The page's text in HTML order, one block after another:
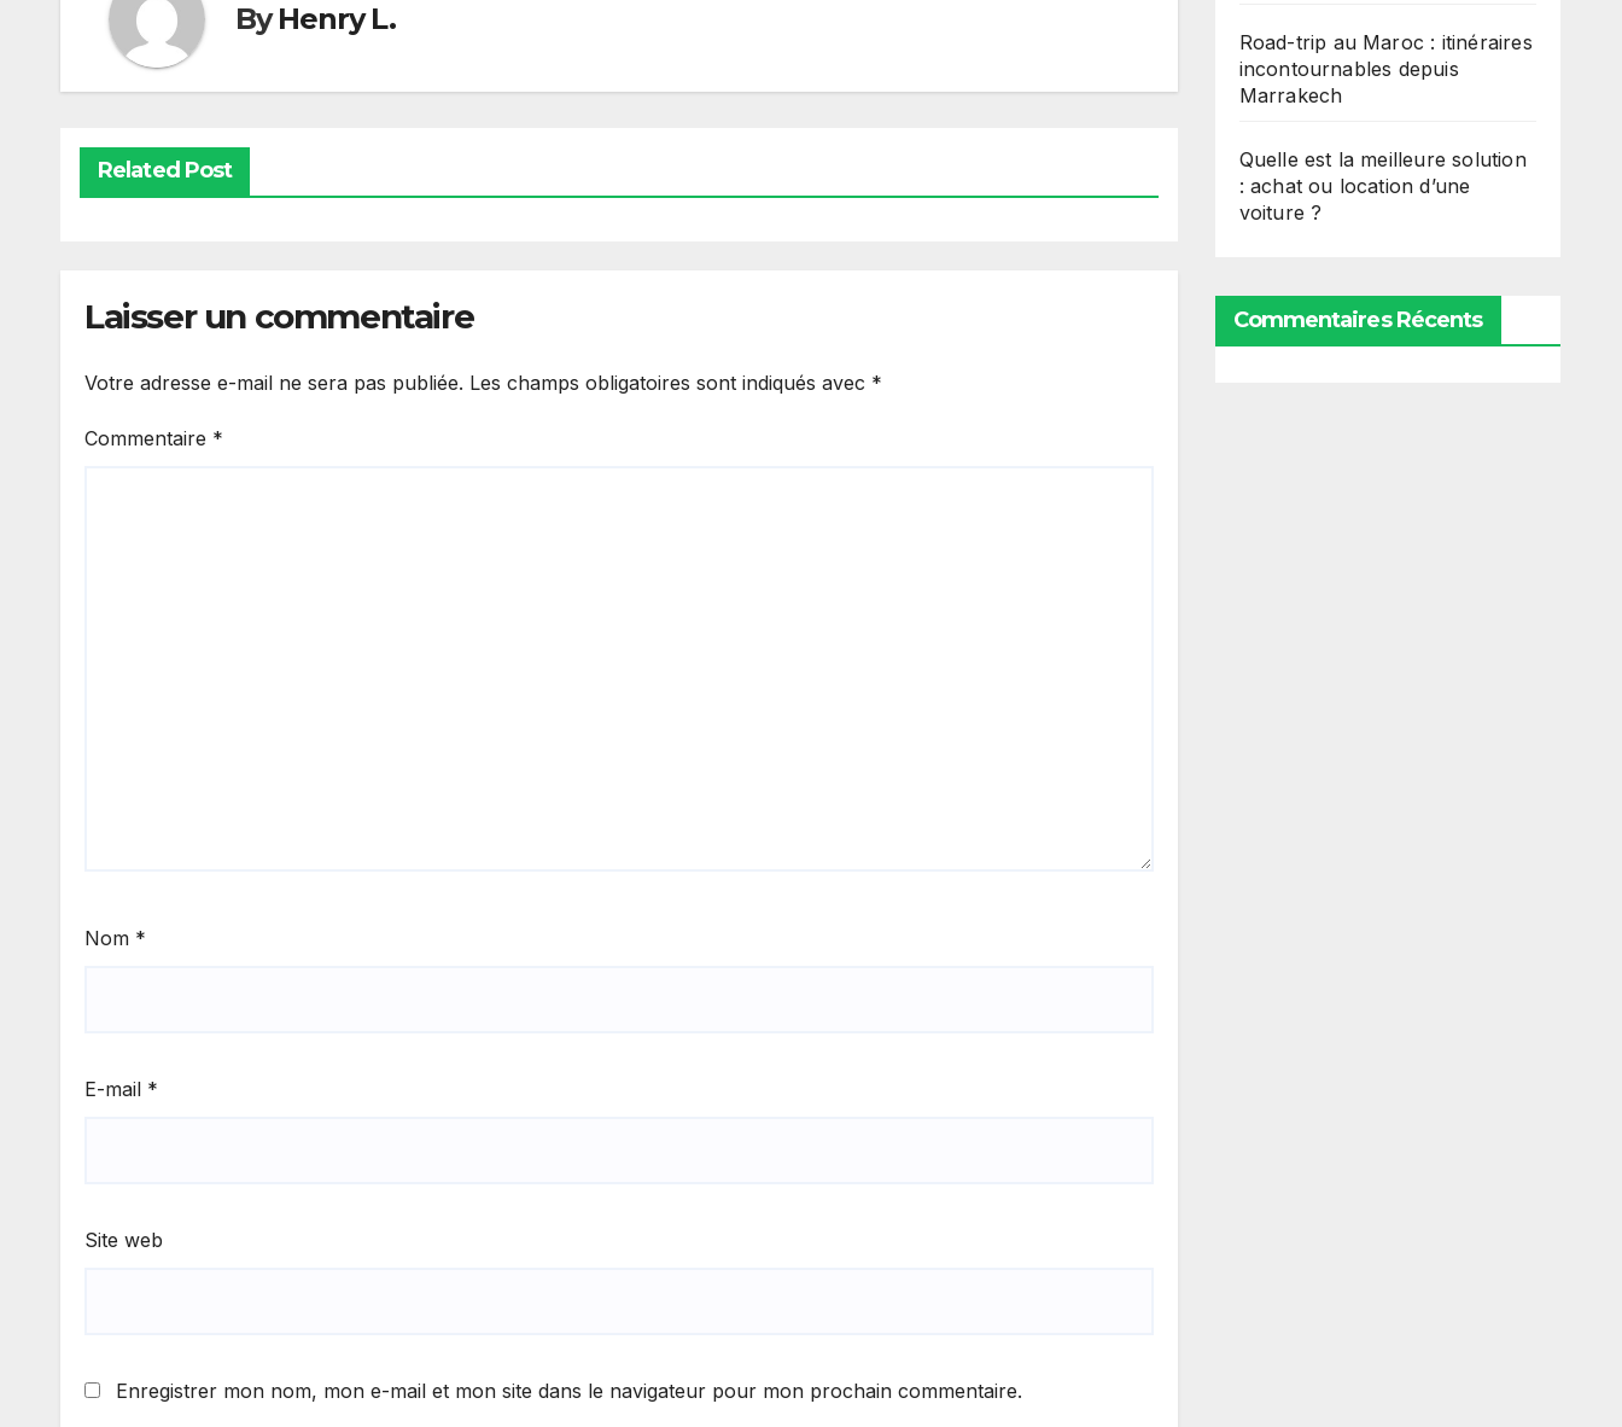
ByHenry L.
Related Post
Laisser un commentaire
Votre adresse e-mail ne sera pas publiée. Les champs obligatoires sont indiqués avec *
Commentaire *
Nom *
E-mail *
Site web
Enregistrer mon nom, mon e-mail et mon site dans le navigateur pour mon prochain commentaire.
Road-trip au Maroc : itinéraires
incontournables depuis
Marrakech
Quelle est la meilleure solution
: achat ou location d’une
voiture ?
Commentaires Récents